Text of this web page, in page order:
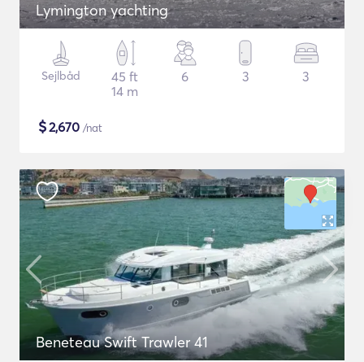
Lymington yachting
Sejlbåd
45 ft
14 m
6 3 3
$2,670 /nat
Beneteau Swift Trawler 41